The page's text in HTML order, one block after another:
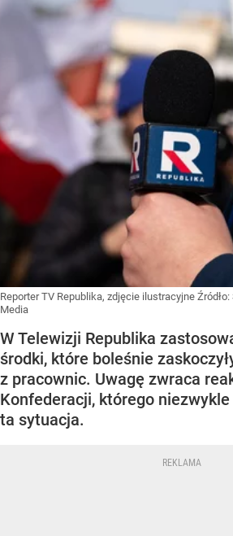
Reporter TV Republika, zdjęcie ilustracyjne Źródło:
Media
W Telewizji Republika
środki, które boleśnie
z pracownic. Uwagę zwraca
Konfederacji, którego niezwykle
ta sytuacja.